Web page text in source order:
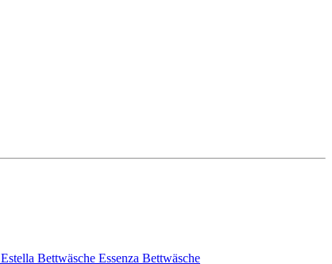
Estella Bettwäsche Essenza Bettwäsche